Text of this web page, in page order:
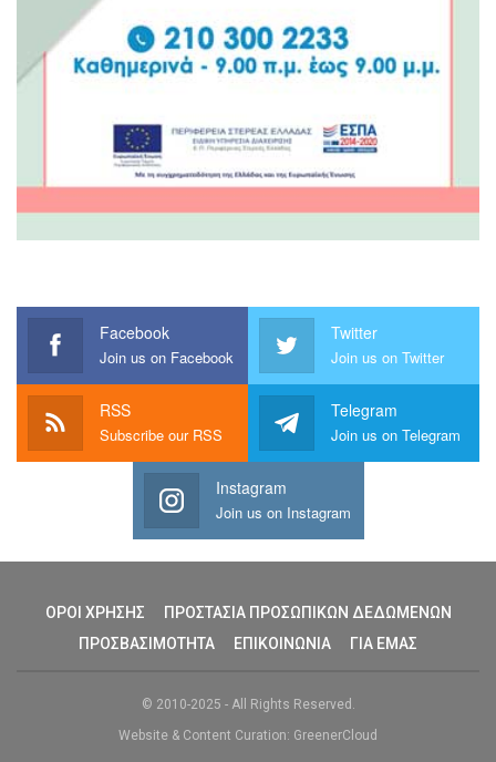
Facebook
Join us on Facebook
Twitter
Join us on Twitter
RSS
Subscribe our RSS
Telegram
Join us on Telegram
Instagram
Join us on Instagram
ΟΡΟΙ ΧΡΗΣΗΣ
ΠΡΟΣΤΑΣΙΑ ΠΡΟΣΩΠΙΚΩΝ ΔΕΔΩΜΕΝΩΝ
ΠΡΟΣΒΑΣΙΜΟΤΗΤΑ
ΕΠΙΚΟΙΝΩΝΙΑ ΓΙΑ ΕΜΑΣ
© 2010-2025 - All Rights Reserved.
Website & Content Curation: GreenerCloud